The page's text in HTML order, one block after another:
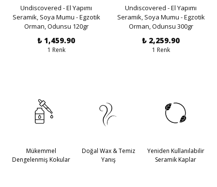
Undiscovered - El Yapımı
Seramik, Soya Mumu - Egzotik
Orman, Odunsu 120gr
₺ 1,459.90
1 Renk
Undiscovered - El Yapımı
Seramik, Soya Mumu - Egzotik
Orman, Odunsu 300gr
₺ 2,259.90
1 Renk
Mükemmel
Dengelenmiş Kokular
Doğal Wax & Temiz
Yanış
Yeniden Kullanılabilir
Seramik Kaplar